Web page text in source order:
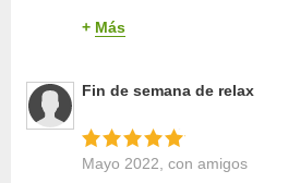
natura, dels cérvols i de les
cap dubte, és una casa molt
+ Más
Fin de semana de relax
Mayo 2022 , con amigos